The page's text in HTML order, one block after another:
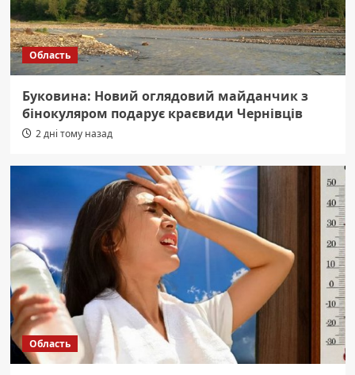
Область
Буковина: Новий оглядовий майданчик з
бінокуляром подарує краєвиди Чернівців
2 дні тому назад
Область